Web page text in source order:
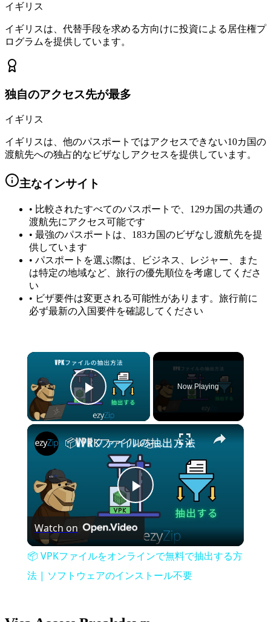
イギリス
イギリスは、代替手段を求める方向けに投資による居住権プ
ログラムを提供しています。
独自のアクセス先が最多
イギリス
イギリスは、他のパスポートではアクセスできない10カ国の
渡航先への独占的なビザなしアクセスを提供しています。
主なインサイト
• 比較されたすべてのパスポートで、129カ国の共通の
渡航先にアクセス可能です
• 最強のパスポートは、183カ国のビザなし渡航先を提
供しています
• パスポートを選ぶ際は、ビジネス、レジャー、また
は特定の地域など、旅行の優先順位を考慮してくださ
い
• ビザ要件は変更される可能性があります。旅行前に
必ず最新の入国要件を確認してください
×
Play Video
Now Playing
×
Play
Video
📦 VPKファイルをオンラインで無料で抽出する方法 | ソフトウェアのインストール不要
Watch on
📦 VPKファイルをオンラインで無料で抽出する方
法 | ソフトウェアのインストール不要